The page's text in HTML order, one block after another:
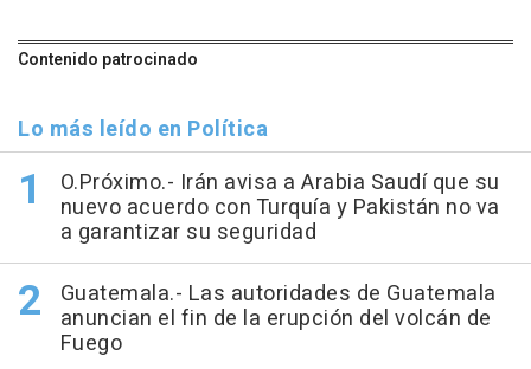
Contenido patrocinado
Lo más leído en Política
O.Próximo.- Irán avisa a Arabia Saudí que su
nuevo acuerdo con Turquía y Pakistán no va
a garantizar su seguridad
Guatemala.- Las autoridades de Guatemala
anuncian el fin de la erupción del volcán de
Fuego